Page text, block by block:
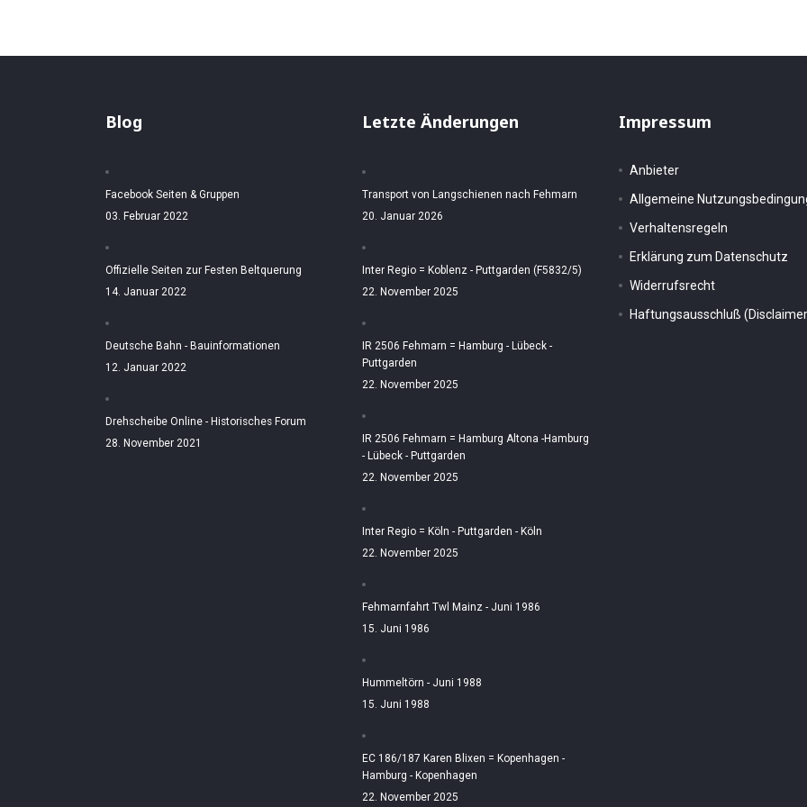
Blog
Facebook Seiten & Gruppen
03. Februar 2022
Offizielle Seiten zur Festen Beltquerung
14. Januar 2022
Deutsche Bahn - Bauinformationen
12. Januar 2022
Drehscheibe Online - Historisches Forum
28. November 2021
Letzte Änderungen
Transport von Langschienen nach Fehmarn
20. Januar 2026
Inter Regio = Koblenz - Puttgarden (F5832/5)
22. November 2025
IR 2506 Fehmarn = Hamburg - Lübeck -
Puttgarden
22. November 2025
IR 2506 Fehmarn = Hamburg Altona -Hamburg
- Lübeck - Puttgarden
22. November 2025
Inter Regio = Köln - Puttgarden - Köln
22. November 2025
Fehmarnfahrt Twl Mainz - Juni 1986
15. Juni 1986
Hummeltörn - Juni 1988
15. Juni 1988
EC 186/187 Karen Blixen = Kopenhagen -
Hamburg - Kopenhagen
22. November 2025
Impressum
Anbieter
Allgemeine
Verhaltensregeln
Erklärung zum Datenschutz
Widerrufsrecht
Haftungsausschluß